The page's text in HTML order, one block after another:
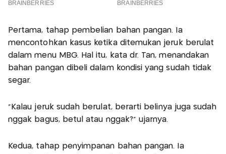
Pertama, tahap pembelian bahan pangan. Ia
mencontohkan kasus ketika ditemukan jeruk berulat
dalam menu MBG. Hal itu, kata dr. Tan, menandakan
bahan pangan dibeli dalam kondisi yang sudah tidak
segar.
“Kalau jeruk sudah berulat, berarti belinya juga sudah
nggak bagus, betul atau nggak?” ujarnya.
Kedua, tahap penyimpanan bahan pangan. Ia